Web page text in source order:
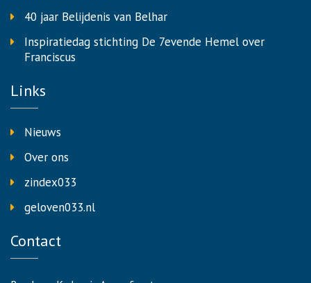
40 jaar Belijdenis van Belhar
Inspiratiedag stichting De 7evende Hemel over
Franciscus
Links
Nieuws
Over ons
zindex033
geloven033.nl
Contact